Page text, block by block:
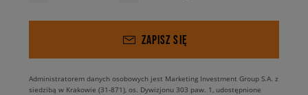
ZAPISZ SIĘ
Administratorem danych osobowych jest Marketing Investment Group S.A. z
siedzibą w Krakowie (31-871), os. Dywizjonu 303 paw. 1, udostępnione